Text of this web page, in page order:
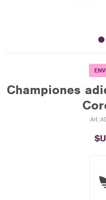
Championes
$U